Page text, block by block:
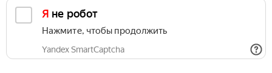
Я не робот
Нажмите, чтобы продолжить
Yandex SmartCaptcha